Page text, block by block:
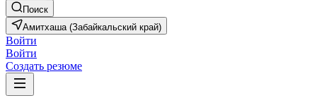
Поиск
Амитхаша (Забайкальский край)
Войти
Войти
Создать резюме